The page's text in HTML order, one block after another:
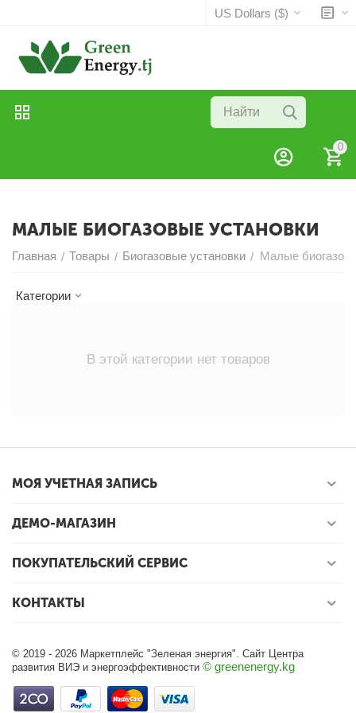
US Dollars ($)
0
МАЛЫЕ БИОГАЗОВЫЕ УСТАНОВКИ
Главная / Товары / Биогазовые установки / Малые
Категории
В этой категории нет товаров
МОЯ УЧЕТНАЯ ЗАПИСЬ
ДЕМО-МАГАЗИН
ПОКУПАТЕЛЬСКИЙ СЕРВИС
КОНТАКТЫ
© 2019 - 2026 Маркетплейс "Зеленая энергия". Сайт Центра
развития ВИЭ и энергоэффективности © greenenergy.kg